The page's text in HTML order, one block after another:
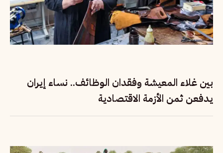
بين غلاء المعيشة وفقدان الوظائف.. نساء إيران
يدفعن ثمن الأزمة الاقتصادية